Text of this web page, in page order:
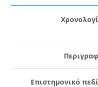
Επιστημονικό